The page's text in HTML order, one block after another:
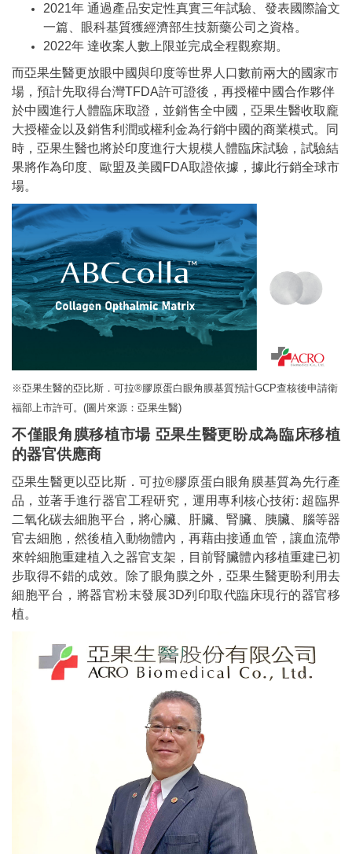
2021年 通過產品安定性真實三年試驗、發表國際論文
一篇、眼科基質獲經濟部生技新藥公司之資格。
2022年 達收案人數上限並完成全程觀察期。
而亞果生醫更放眼中國與印度等世界人口數前兩大的國家市
場，預計先取得台灣TFDA許可證後，再授權中國合作夥伴
於中國進行人體臨床取證，並銷售全中國，亞果生醫收取龐
大授權金以及銷售利潤或權利金為行銷中國的商業模式。同
時，亞果生醫也將於印度進行大規模人體臨床試驗，試驗結
果將作為印度、歐盟及美國FDA取證依據，據此行銷全球市
場。
※亞果生醫的亞比斯．可拉®膠原蛋白眼角膜基質預計GCP查核後申請衛
福部上市許可。(圖片來源：亞果生醫)
不僅眼角膜移植市場 亞果生醫更盼成為臨床移植
的器官供應商
亞果生醫更以亞比斯．可拉®膠原蛋白眼角膜基質為先行產
品，並著手進行器官工程研究，運用專利核心技術: 超臨界
二氧化碳去細胞平台，將心臟、肝臟、腎臟、胰臟、腦等器
官去細胞，然後植入動物體內，再藉由接通血管，讓血流帶
來幹細胞重建植入之器官支架，目前腎臟體內移植重建已初
步取得不錯的成效。除了眼角膜之外，亞果生醫更盼利用去
細胞平台，將器官粉末發展3D列印取代臨床現行的器官移
植。